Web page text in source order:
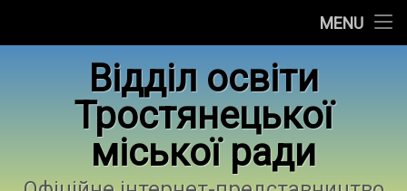
MENU
Контакти
Фотогалерея
Відділ освіти
Тростянецької
міської ради